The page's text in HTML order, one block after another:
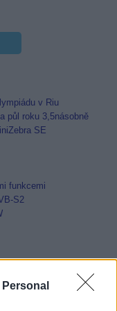
v Riu
půl roku 3,5násobně
SE
funkcemi
S2